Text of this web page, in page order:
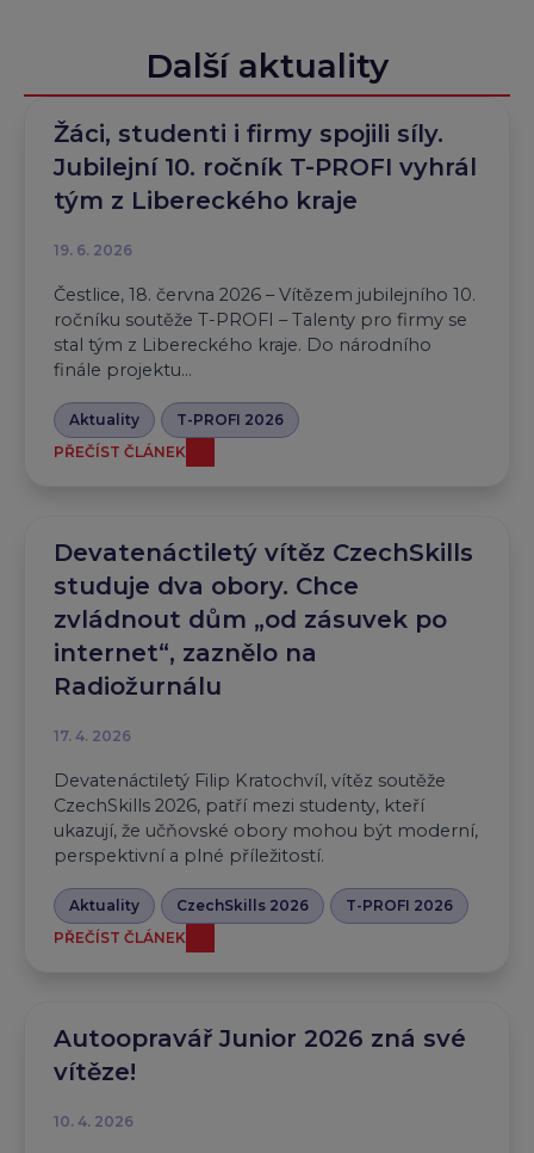
Další aktuality
Žáci, studenti i firmy spojili síly.
Jubilejní 10. ročník T-PROFI vyhrál
tým z Libereckého kraje
19. 6. 2026
Čestlice, 18. června 2026 – Vítězem jubilejního 10.
ročníku soutěže T-PROFI – Talenty pro firmy se
stal tým z Libereckého kraje. Do národního
finále projektu...
Aktuality
T-PROFI 2026
PŘEČÍST ČLÁNEK
Devatenáctiletý vítěz CzechSkills
studuje dva obory. Chce
zvládnout dům „od zásuvek po
internet“, zaznělo na
Radiožurnálu
17. 4. 2026
Devatenáctiletý Filip Kratochvíl, vítěz soutěže
CzechSkills 2026, patří mezi studenty, kteří
ukazují, že učňovské obory mohou být moderní,
perspektivní a plné příležitostí.
Aktuality CzechSkills 2026
T-PROFI 2026
PŘEČÍST ČLÁNEK
Autoopravář Junior 2026 zná své
vítěze!
10. 4. 2026